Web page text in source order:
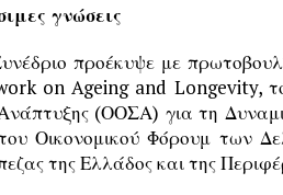
γνώσεις
προέκυψε με
on Ageing and Longevity,
(ΟΟΣΑ) για τη
Οικονομικού Φόρουμ των
της Ελλάδος και της